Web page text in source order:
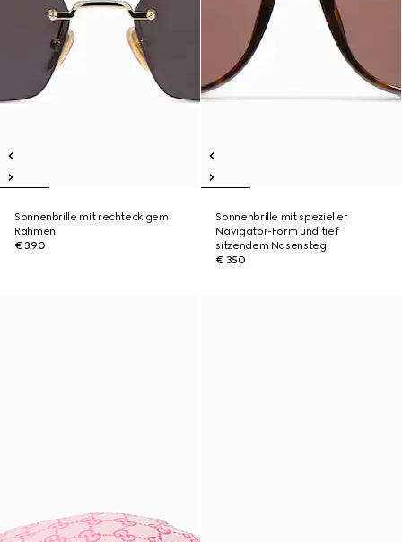
Sonnenbrille mit rechteckigem
Rahmen
€ 390
Sonnenbrille mit spezieller
Navigator-Form und tief
sitzendem Nasensteg
€ 350